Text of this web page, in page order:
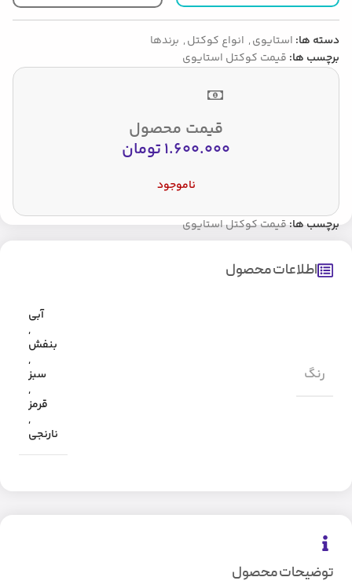
دسته ها: استایوی, انواع کوکتل, برندها
برچسب ها: قیمت کوکتل استایوی
قیمت محصول
1.600.000تومان
ناموجود
برچسب ها: قیمت کوکتل استایوی
توضیحات محصول
اطلاعات محصول
رنگ
آبی
,
بنفش
,
سبز
,
قرمز
,
نارنجی